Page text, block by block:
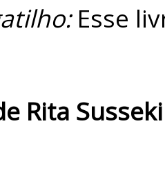
Esse
Rita